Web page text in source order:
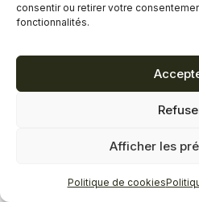
consentir ou retirer votre
fonctionnalités.
Afficher les
Politique de cookies